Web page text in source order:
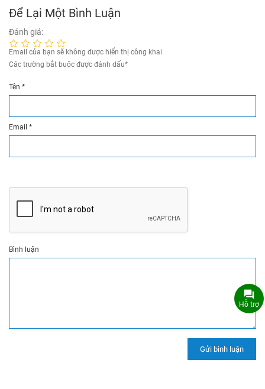
Để Lại Một Bình Luận
Đánh giá:
Email của bạn sẽ không được hiển thị công khai.
Các trường bắt buộc được đánh dấu*
Tên *
Email *
Bình luận
Hỗ trợ